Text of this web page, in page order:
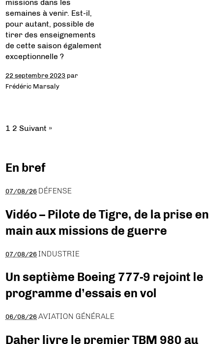
missions dans les
semaines à venir. Est-il,
pour autant, possible de
tirer des enseignements
de cette saison également
exceptionnelle ?
22 septembre 2023 par
Frédéric Marsaly
1 2 Suivant »
En bref
07/08/26 DÉFENSE
Vidéo – Pilote de Tigre, de la prise en
main aux missions de guerre
07/08/26 INDUSTRIE
Un septième Boeing 777-9 rejoint le
programme d’essais en vol
06/08/26 AVIATION GÉNÉRALE
Daher livre le premier TBM 980 au